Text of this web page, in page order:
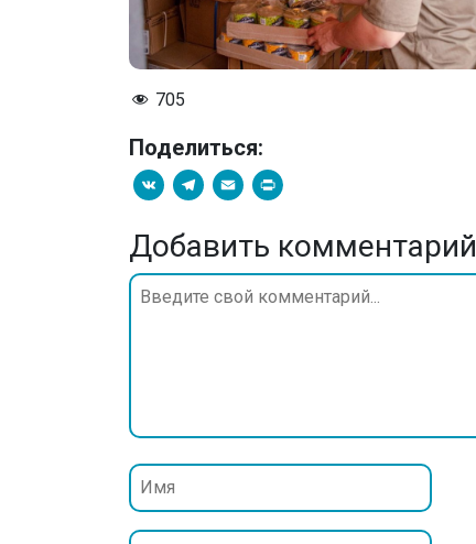
705
Поделиться:
VK Telegram
Email
Добавить комментарий